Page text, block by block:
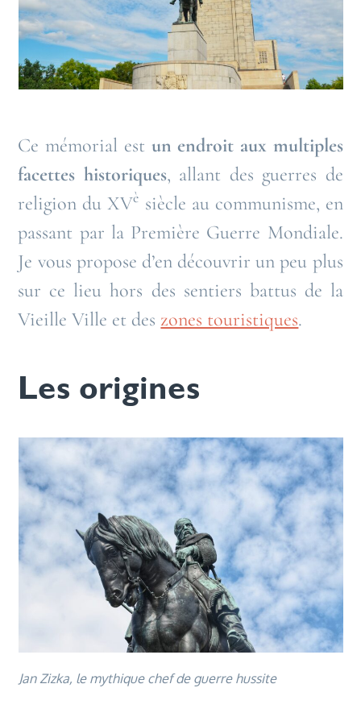
Ce mémorial est un endroit aux multiples
facettes historiques, allant des guerres de
religion du XVè siècle au communisme, en
passant par la Première Guerre Mondiale.
Je vous propose d’en découvrir un peu plus
sur ce lieu hors des sentiers battus de la
Vieille Ville et des zones touristiques.
Les origines
Jan Zizka, le mythique chef de guerre hussite